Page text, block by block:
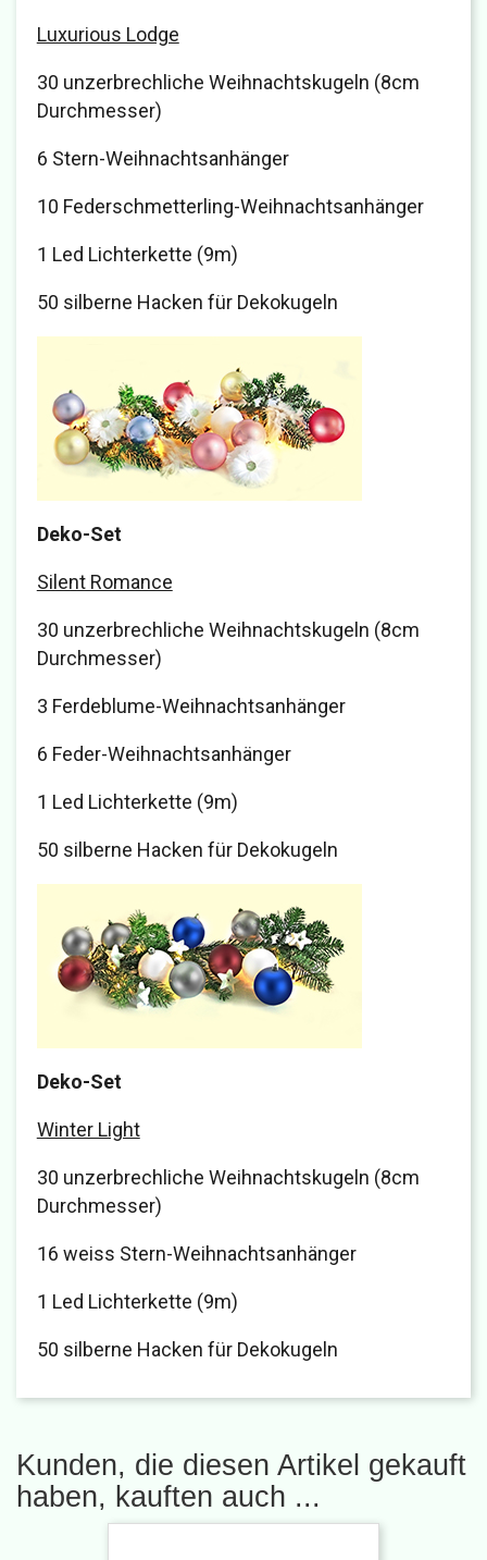
Luxurious Lodge
30 unzerbrechliche Weihnachtskugeln (8cm
Durchmesser)
6 Stern-Weihnachtsanhänger
10 Federschmetterling-Weihnachtsanhänger
1 Led Lichterkette (9m)
50 silberne Hacken für Dekokugeln
Deko-Set
Silent Romance
30 unzerbrechliche Weihnachtskugeln (8cm
Durchmesser)
3 Ferdeblume-Weihnachtsanhänger
6 Feder-Weihnachtsanhänger
1 Led Lichterkette (9m)
50 silberne Hacken für Dekokugeln
Deko-Set
Winter Light
30 unzerbrechliche Weihnachtskugeln (8cm
Durchmesser)
16 weiss Stern-Weihnachtsanhänger
1 Led Lichterkette (9m)
50 silberne Hacken für Dekokugeln
Kunden, die diesen Artikel gekauft
haben, kauften auch ...